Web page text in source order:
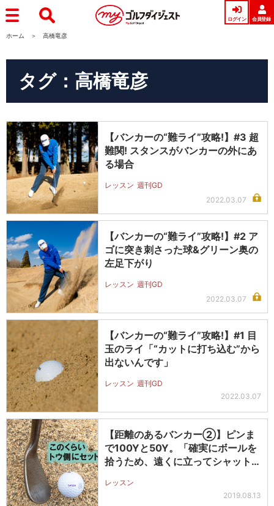
ログイン 会員登録
ホーム 高橋竜彦
タグ：高橋竜彦
【バンカーの“難ライ”攻略!】#3 超
難関! スタンスがバンカーの外にあ
る場合
レッスン 週刊GD
2022.03.07
【バンカーの“難ライ”攻略!】#2 ア
ゴに突き刺さった球&グリーン奥の
左足下がり
レッスン 週刊GD
2022.03.07
【バンカーの“難ライ”攻略!】#1 目
玉のライ「“カットに打ち込む”から
出ないんです」
レッスン 週刊GD
2022.03.07
【距離のあるバンカー②】ピンま
で100Yと50Y。「確実にボールを
拾うため、遠くに立ってシャットフ
レッスン
2019.08.13